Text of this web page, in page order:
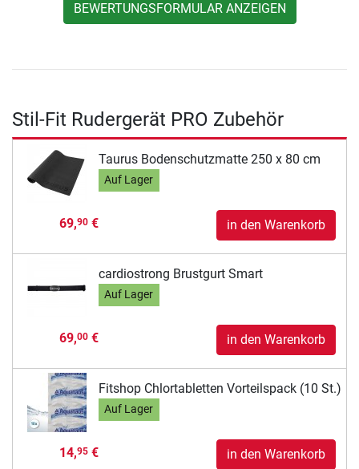
BEWERTUNGSFORMULAR ANZEIGEN
Stil-Fit Rudergerät PRO Zubehör
Taurus Bodenschutzmatte 250 x 80 cm
Auf Lager
69,90€ in den Warenkorb
cardiostrong Brustgurt Smart
Auf Lager
69,00€ in den Warenkorb
Fitshop Chlortabletten Vorteilspack (10 St.)
Auf Lager
14,95€ in den Warenkorb